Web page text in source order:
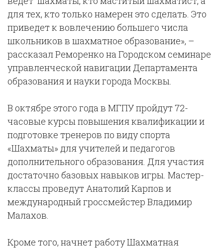
для тех, кто только намерен это сделать. Это
приведет к вовлечению большего числа
школьников в шахматное образование», –
рассказал Реморенко на Городском семинаре
управленческой навигации Департамента
образования и науки города Москвы.
В октябре этого года в МГПУ пройдут 72-
часовые курсы повышения квалификации и
подготовке тренеров по виду спорта
«Шахматы» для учителей и педагогов
дополнительного образования. Для участия
достаточно базовых навыков игры. Мастер-
классы проведут Анатолий Карпов и
международный гроссмейстер Владимир
Малахов.
Кроме того, начнет работу Шахматная